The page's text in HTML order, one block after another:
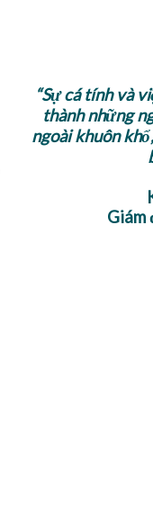
“Sự cá tính và
thành những
ngoài khuôn
Giám